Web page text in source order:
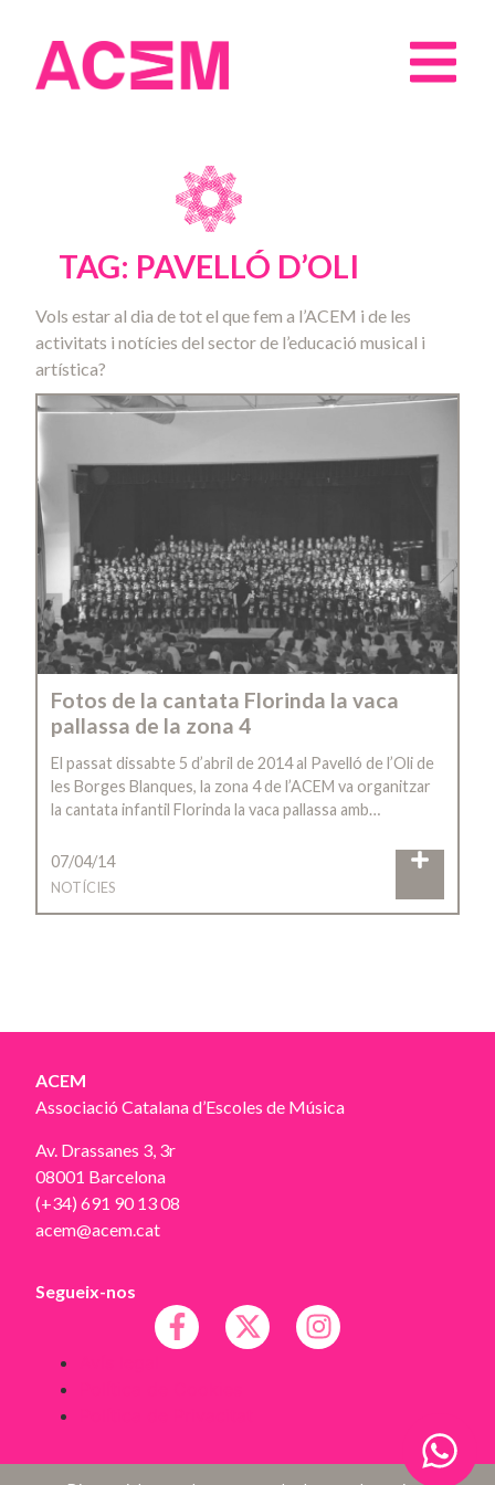
TAG: PAVELLÓ D’OLI
Vols estar al dia de tot el que fem a l’ACEM i de les
activitats i notícies del sector de l’educació musical i
artística?
Fotos de la cantata Florinda la vaca
pallassa de la zona 4
El passat dissabte 5 d’abril de 2014 al Pavelló de l’Oli de
les Borges Blanques, la zona 4 de l’ACEM va organitzar
la cantata infantil Florinda la vaca pallassa amb…
07/04/14
NOTÍCIES
ACEM
Associació Catalana d’Escoles de Música
Av. Drassanes 3, 3r
08001 Barcelona
(+34) 691 90 13 08
acem@acem.cat
Segueix-nos